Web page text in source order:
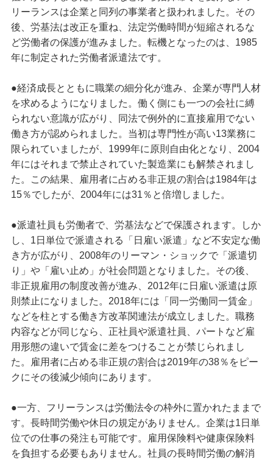
リーランスは企業と同列の事業者と扱われました。その
後、労基法は改正を重ね、法定労働時間が短縮されるな
ど労働者の保護が進みました。転機となったのは、1985
年に制定された労働者派遣法です。
●経済成長とともに職業の細分化が進み、企業が専門人材
を求めるようになりました。働く側にも一つの会社に縛
られない意識が広がり、同法で例外的に直接雇用でない
働き方が認められました。当初は専門性が高い13業務に
限られていましたが、1999年に原則自由化となり、2004
年にはそれまで禁止されていた製造業にも解禁されまし
た。この結果、雇用者に占める非正規の割合は1984年は
15％でしたが、2004年には31％と倍増しました。
●派遣社員も労働者で、労基法などで保護されます。しか
し、1日単位で派遣される「日雇い派遣」など不安定な働
き方が広がり、2008年のリーマン・ショックで「派遣切
り」や「雇い止め」が社会問題となりました。その後、
非正規雇用の制度改善が進み、2012年に日雇い派遣は原
則禁止になりました。2018年には「同一労働同一賃金」
などを柱とする働き方改革関連法が成立しました。職務
内容などが同じなら、正社員や派遣社員、パートなど雇
用形態の違いで賃金に差をつけることが禁じられまし
た。雇用者に占める非正規の割合は2019年の38％をピー
クにその後減少傾向にあります。
●一方、フリーランスは労働法令の枠外に置かれたままで
す。長時間労働や休日の規定がありません。企業は1日単
位での仕事の発注も可能です。雇用保険料や健康保険料
を負担する必要もありません。社員の長時間労働の解消